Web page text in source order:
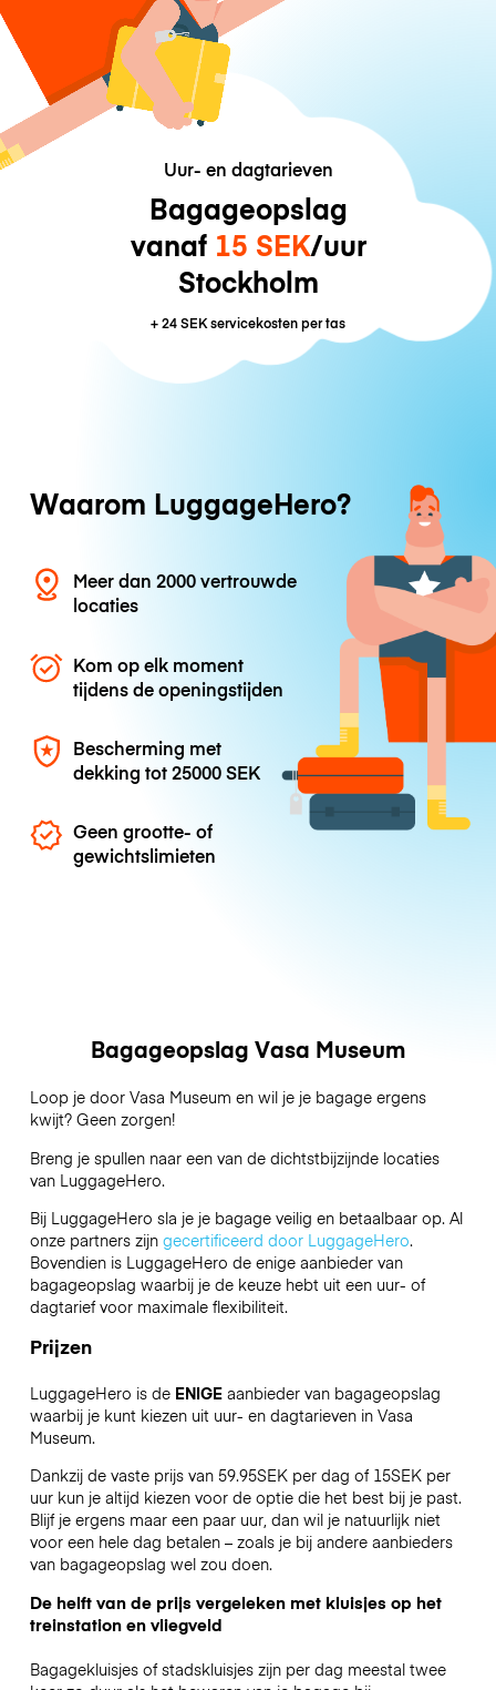
Uur- en dagtarieven
Bagageopslag
vanaf 15 SEK/uur
Stockholm
+24 SEKservicekosten per tas
Waarom LuggageHero?
Meer dan 2000 vertrouwde
locaties
Kom op elk moment
tijdens de openingstijden
Bescherming met
dekking tot25000 SEK
Geen grootte- of
gewichtslimieten
Bagageopslag Vasa Museum
Loop je door Vasa Museum en wil je je bagage ergens
kwijt? Geen zorgen!
Breng je spullen naar een van de dichtstbijzijnde locaties
van LuggageHero.
Bij LuggageHero sla je je bagage veilig en betaalbaar op. Al
onze partners zijn gecertificeerd door LuggageHero.
Bovendien is LuggageHero de enige aanbieder van
bagageopslag waarbij je de keuze hebt uit een uur- of
dagtarief voor maximale flexibiliteit.
Prijzen
LuggageHero is de ENIGEaanbieder van bagageopslag
waarbij je kunt kiezen uit uur- en dagtarieven in Vasa
Museum.
Dankzij de vaste prijs van 59.95SEK per dag of 15SEK per
uur kun je altijd kiezen voor de optie die het best bij je past.
Blijf je ergens maar een paar uur, dan wil je natuurlijk niet
voor een hele dag betalen – zoals je bij andere aanbieders
van bagageopslag wel zou doen.
De helft van de prijs vergeleken met kluisjes op het
treinstation en vliegveld
Bagagekluisjes of stadskluisjes zijn per dag meestal twee